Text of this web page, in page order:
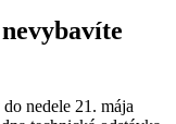
nedele 21. mája